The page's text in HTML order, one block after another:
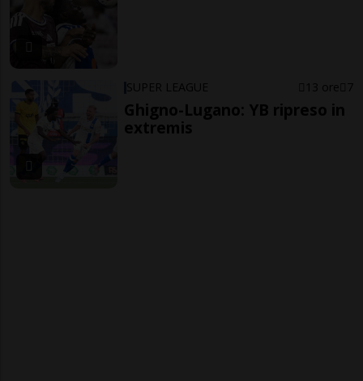
SUPER LEAGUE 13 ore 7
Ghigno-Lugano: YB ripreso in
extremis